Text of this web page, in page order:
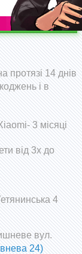
протязі 14 днів
і в
3 місяці
від 3х до
4
вул.
24)